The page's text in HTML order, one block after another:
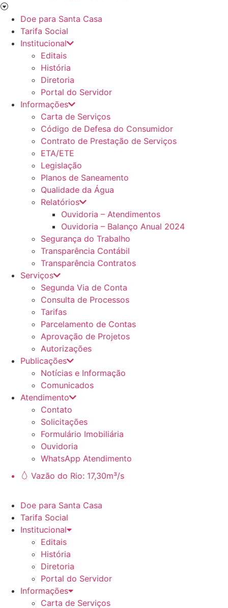
Doe para Santa Casa
Tarifa Social
Institucional
Editais
História
Diretoria
Portal do Servidor
Informações
Carta de Serviços
Código de Defesa do Consumidor
Contrato de Prestação de Serviços
ETA/ETE
Legislação
Planos de Saneamento
Qualidade da Água
Relatórios
Ouvidoria – Atendimentos
Ouvidoria – Balanço Anual 2024
Segurança do Trabalho
Transparência Contábil
Transparência Contratos
Serviços
Segunda Via de Conta
Consulta de Processos
Tarifas
Parcelamento de Contas
Aprovação de Projetos
Autorizações
Publicações
Notícias e Informação
Comunicados
Atendimento
Contato
Solicitações
Formulário Imobiliária
Ouvidoria
WhatsApp Atendimento
Vazão do Rio: 17,30m³/s
Doe para Santa Casa
Tarifa Social
Institucional
Editais
História
Diretoria
Portal do Servidor
Informações
Carta de Serviços